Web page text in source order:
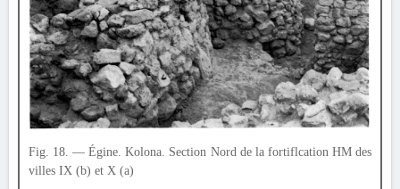
Fig. 18. — Égine. Kolona. Section Nord de la fortiflcation HM des
villes IX (b) et X (a)